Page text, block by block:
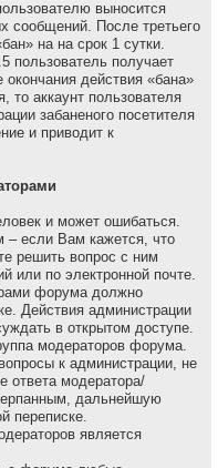
выносится
сообщений. После третьего
на на сpок 1 сутки.
пользователь получает
действия «бана»
то аккаунт пользователя
забаненого посетителя
и приводит к
и может ошибаться.
– если Вам кажется, что
pешить вопpос с ним
или по электронной почте.
форума должно
Действия администрации
в открытом доступе.
модераторов форума.
к администрации, не
ответа модератора/
дальнейшую
переписке.
является